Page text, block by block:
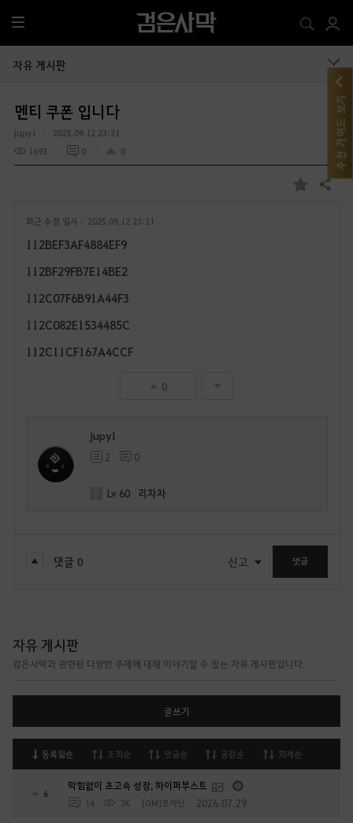
전
체
메
자유 게시판
멘티 쿠폰 입니다
jupy1
2025.09.12 23:21
1693
0 0
즐
공유하기
최근 수정 일시 : 2025.09.12 23:21
112BEF3AF4884EF9
112BF29FB7E14BE2
112C07F6B91A44F3
112C082E1534485C
112C11CF167A4CCF
0
jupy1
2 0
Lv 60 리차차
댓글 0 신고 댓글
자유 게시판
검은사막과 관련된 다양한 주제에 대해 이야기할 수 있는 자유 게시판입니다.
글쓰기
등록일순 조회순 댓글순 공감순 화제순
6
막힘없이 초고속 성장, 하이퍼부스트
14 3K [GM]로아닌 2026.07.29
추천 가이드 보기